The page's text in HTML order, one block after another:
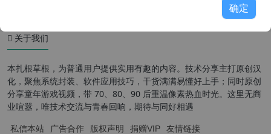
关于我们
本扎根草根，为普通用户提供实用有趣的内容。技术分享主打原创汉
化，聚焦系统封装、软件应用技巧，干货满满易懂好上手；同时原创
分享童年游戏视频，带 70、80、90 后重温像素热血时光。这里无商
业喧嚣，唯技术交流与青春回响，期待与同好相遇
私信本站 广告合作 版权声明 捐赠VIP 友情链接
确定